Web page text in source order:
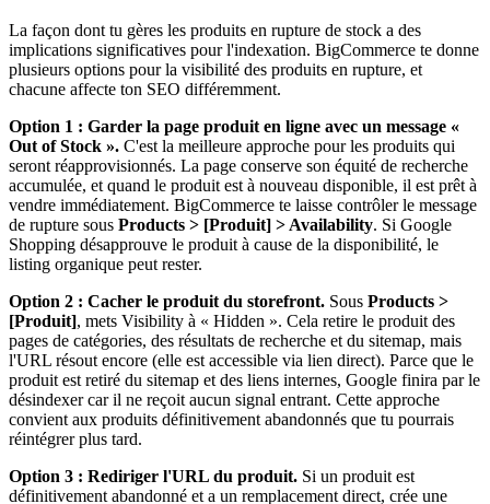
La façon dont tu gères les produits en rupture de stock a des
implications significatives pour l'indexation. BigCommerce te donne
plusieurs options pour la visibilité des produits en rupture, et
chacune affecte ton SEO différemment.
Option 1 : Garder la page produit en ligne avec un message «
Out of Stock ». C'est la meilleure approche pour les produits qui
seront réapprovisionnés. La page conserve son équité de recherche
accumulée, et quand le produit est à nouveau disponible, il est prêt à
vendre immédiatement. BigCommerce te laisse contrôler le message
de rupture sous Products > [Produit] > Availability. Si Google
Shopping désapprouve le produit à cause de la disponibilité, le
listing organique peut rester.
Option 2 : Cacher le produit du storefront. Sous Products >
[Produit], mets Visibility à « Hidden ». Cela retire le produit des
pages de catégories, des résultats de recherche et du sitemap, mais
l'URL résout encore (elle est accessible via lien direct). Parce que le
produit est retiré du sitemap et des liens internes, Google finira par le
désindexer car il ne reçoit aucun signal entrant. Cette approche
convient aux produits définitivement abandonnés que tu pourrais
réintégrer plus tard.
Option 3 : Rediriger l'URL du produit. Si un produit est
définitivement abandonné et a un remplacement direct, crée une